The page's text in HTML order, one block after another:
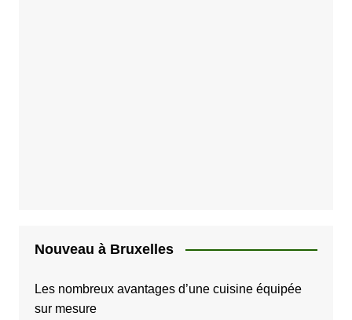
Nouveau à Bruxelles
Les nombreux avantages d’une cuisine équipée
sur mesure